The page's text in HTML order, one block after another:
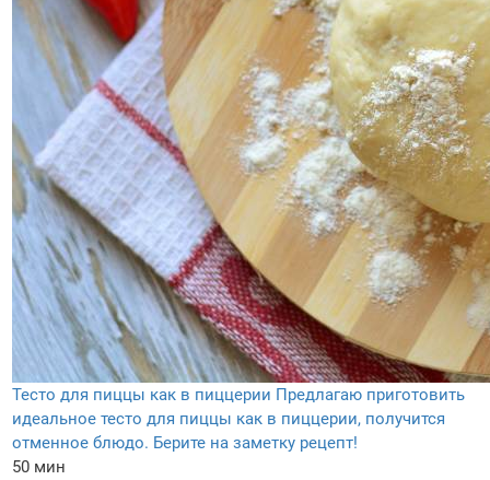
Тесто для пиццы как в пиццерии Предлагаю приготовить
идеальное тесто для пиццы как в пиццерии, получится
отменное блюдо. Берите на заметку рецепт!
50 мин